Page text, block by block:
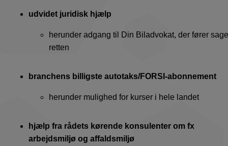
udvidet juridisk hjælp
herunder adgang til Din Biladvokat, der fører
retten
branchens billigste autotaks/FORSI-abonnement
herunder mulighed for kurser i hele landet
hjælp fra rådets kørende konsulenter om fx
arbejdsmiljø og affaldsmiljø